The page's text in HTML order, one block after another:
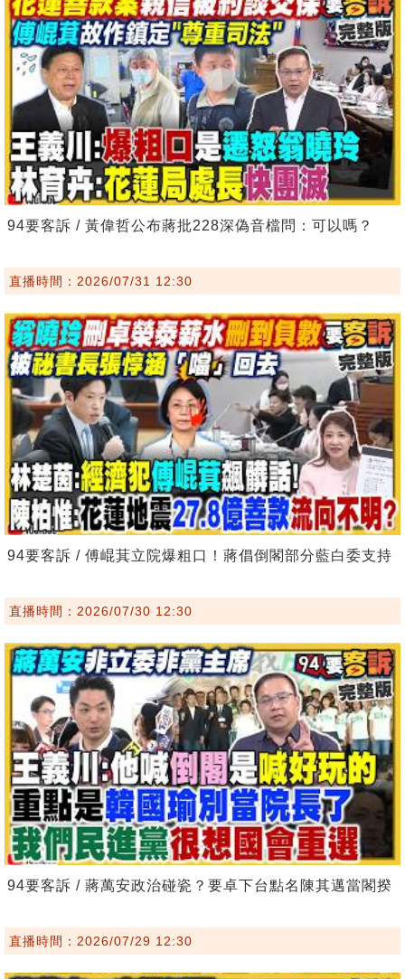
94要客訴 / 黃偉哲公布蔣批228深偽音檔問：可以嗎？
直播時間：2026/07/31 12:30
94要客訴 / 傅崐萁立院爆粗口！蔣倡倒閣部分藍白委支持
直播時間：2026/07/30 12:30
94要客訴 / 蔣萬安政治碰瓷？要卓下台點名陳其邁當閣揆
直播時間：2026/07/29 12:30